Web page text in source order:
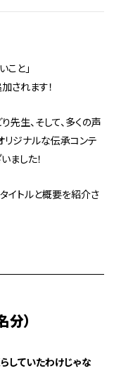
こと」
されます！
生、そして、多くの声
リジナルな伝承コンテ
ました！
イトルと概要を紹介さ
）
していたわけじゃな